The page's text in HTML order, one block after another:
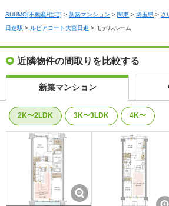
SUUMO[不動産/住宅] > 新築マンション > 関東 > 埼玉県 > さ
日進駅 > ルピアコート大宮日進 > モデルルーム
近隣物件の間取りを比較する
新築マンション
2K〜2LDK 3K〜3LDK 4K〜